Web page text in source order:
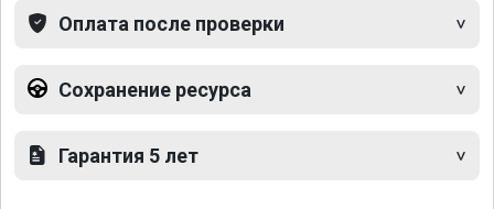
Оплата после проверки
Сохранение ресурса
Гарантия 5 лет